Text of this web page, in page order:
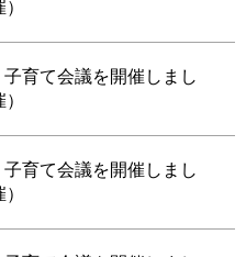
育て会議を開催しまし
育て会議を開催しまし